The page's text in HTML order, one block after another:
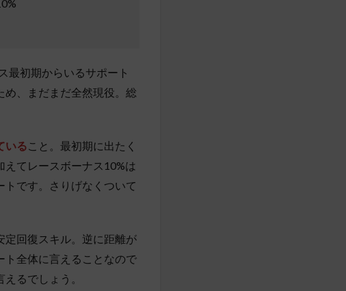
最初期からいるサポート
、まだまだ全然現役。総
いること。最初期に出たく
てレースボーナス10%は
です。さりげなくついて
定回復スキル。逆に距離が
ト全体に言えることなので
るでしょう。